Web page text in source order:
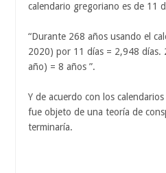
calendario gregoriano es de 11
“Durante 268 años usando el
2020) por 11 días = 2,948 días.
año) = 8 años ”.
Y de acuerdo con los
fue objeto de una teoría de
terminaría.